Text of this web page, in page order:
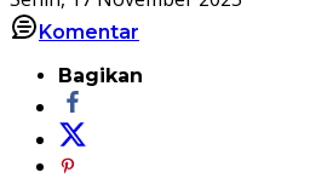
Komentar
Bagikan